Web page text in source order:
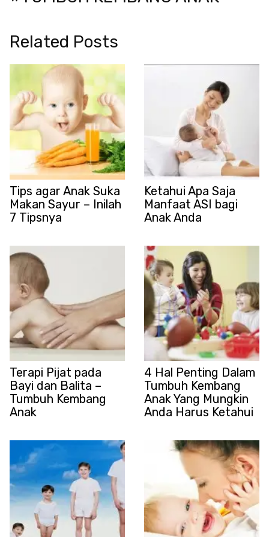
Related Posts
Tips agar Anak Suka
Makan Sayur – Inilah
7 Tipsnya
Ketahui Apa Saja
Manfaat ASI bagi
Anak Anda
Terapi Pijat pada
Bayi dan Balita –
Tumbuh Kembang
Anak
4 Hal Penting Dalam
Tumbuh Kembang
Anak Yang Mungkin
Anda Harus Ketahui